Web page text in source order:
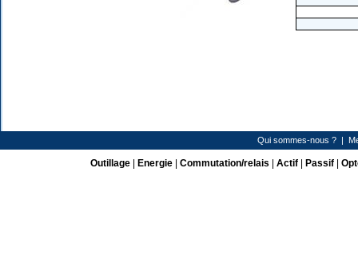
Qui sommes-nous ? |
Outillage| Energie| Commutation/relais Actif| Passif|